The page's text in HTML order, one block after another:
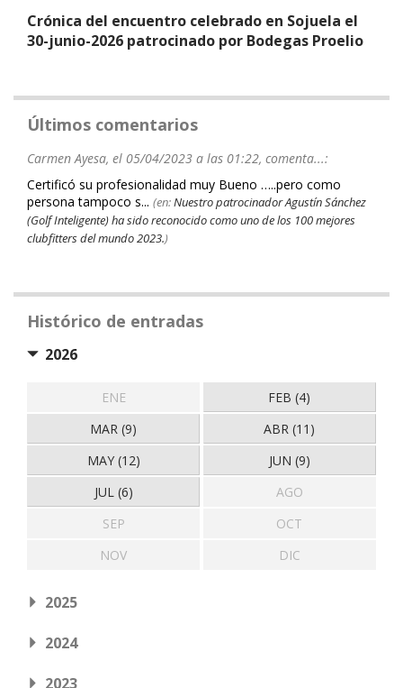
Crónica del encuentro celebrado en Sojuela el
30-junio-2026 patrocinado por Bodegas Proelio
Últimos comentarios
Carmen Ayesa, el 05/04/2023 a las 01:22, comenta...:
Certificó su profesionalidad muy Bueno …..pero como
persona tampoco s... (en:Nuestro patrocinador Agustín Sánchez
(Golf Inteligente) ha sido reconocido como uno de los 100 mejores
clubfitters del mundo 2023.)
Histórico de entradas
2026
ENE
FEB (4)
MAR (9)
ABR (11)
MAY (12)
JUN (9)
JUL (6)
AGO
SEP
OCT
NOV
DIC
2025
2024
2023